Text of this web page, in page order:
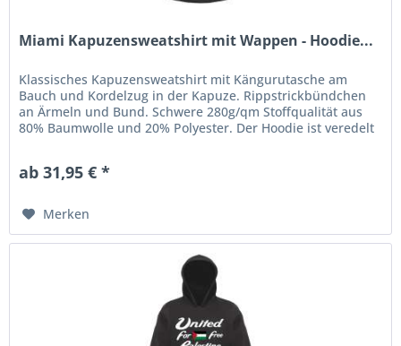
Miami Kapuzensweatshirt mit Wappen - Hoodie...
Klassisches Kapuzensweatshirt mit Kängurutasche am
Bauch und Kordelzug in der Kapuze. Rippstrickbündchen
an Ärmeln und Bund. Schwere 280g/qm Stoffqualität aus
80% Baumwolle und 20% Polyester. Der Hoodie ist veredelt
ab 31,95 € *
Merken